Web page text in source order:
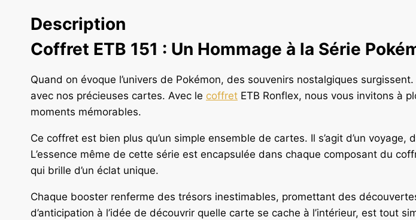
Description
Coffret ETB 151 : Un Hommage à la Série
Quand on évoque l’univers de Pokémon, des souvenirs nostalgiques
avec nos précieuses cartes. Avec le coffret ETB Ronflex, nous vous invitons à
moments mémorables.
Ce coffret est bien plus qu’un simple ensemble de cartes. Il s’agit d’un
L’essence même de cette série est encapsulée dans chaque composant du
qui brille d’un éclat unique.
Chaque booster renferme des trésors inestimables, promettant des
d’anticipation à l’idée de découvrir quelle carte se cache à l’intérieur, est tout